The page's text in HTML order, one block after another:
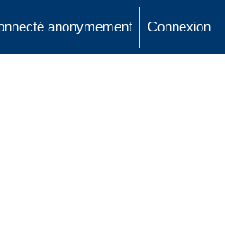
anonymement Connexion